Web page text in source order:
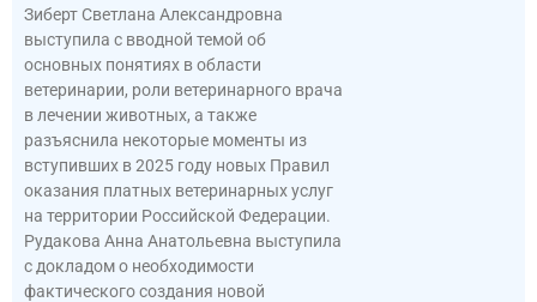
Зиберт Светлана Александровна
выступила с вводной темой об
основных понятиях в области
ветеринарии, роли ветеринарного врача
в лечении животных, а также
разъяснила некоторые моменты из
вступивших в 2025 году новых Правил
оказания платных ветеринарных услуг
на территории Российской Федерации.
Рудакова Анна Анатольевна выступила
с докладом о необходимости
фактического создания новой